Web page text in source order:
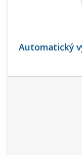
Automatický